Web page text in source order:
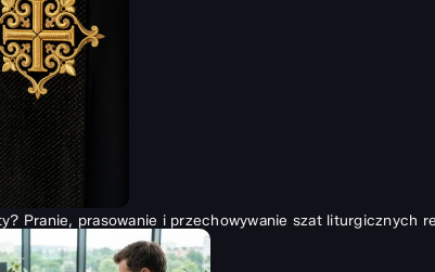
Pranie, prasowanie i przechowywanie szat liturgicznych